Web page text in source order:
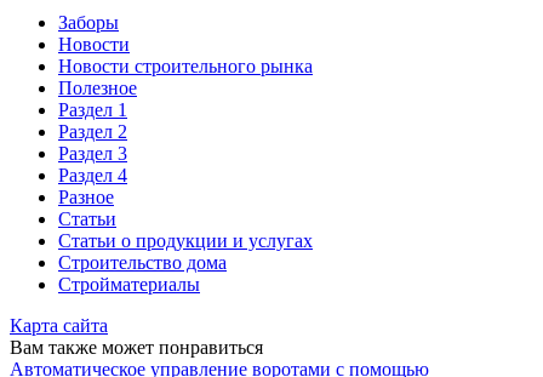
Заборы
Новости
Новости строительного рынка
Полезное
Раздел 1
Раздел 2
Раздел 3
Раздел 4
Разное
Статьи
Статьи o продукции и услугах
Строительство дома
Стройматериалы
Карта сайта
Вам также может понравиться
Автоматическое управление воротами с помощью